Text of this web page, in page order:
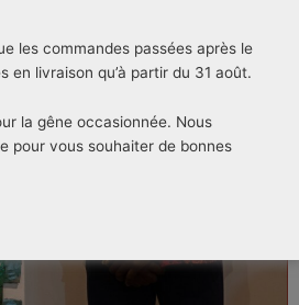
les commandes passées après le
en livraison qu’à partir du 31 août.
la gêne occasionnée. Nous
pour vous souhaiter de bonnes